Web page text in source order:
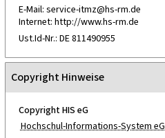
E-Mail: service-itmz@hs-rm.de
Internet: http://www.hs-rm.de
Ust.Id-Nr.: DE 811490955
Copyright Hinweise
Copyright HIS eG
Hochschul-Informations-System eG